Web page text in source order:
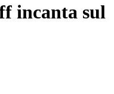
incanta sul